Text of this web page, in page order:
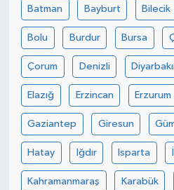
Batman Bayburt Bilecik
Bolu Burdur Bursa
Çorum Denizli
Elazığ Erzincan Erzurum
Gaziantep Giresun
Hatay Iğdır Isparta
Kahramanmaraş Karabük